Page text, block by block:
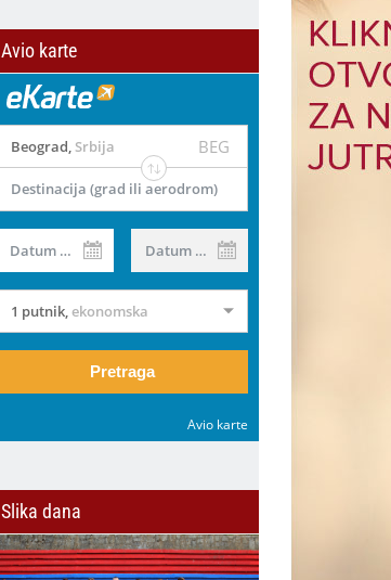
Avio karte
Beograd, Srbija BEG
Destinacija (grad ili aerodrom)
Datum od Datum do
1 putnik,ekonomska
Pretraga
Avio karte
Slika dana